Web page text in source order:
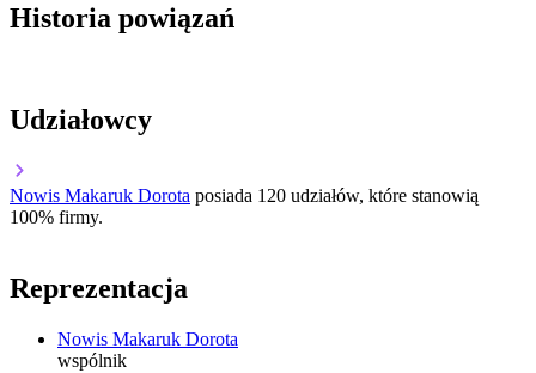
Historia powiązań
Udziałowcy
Nowis Makaruk Dorota posiada 120 udziałów, które stanowią
100% firmy.
Reprezentacja
Nowis Makaruk Dorota
wspólnik